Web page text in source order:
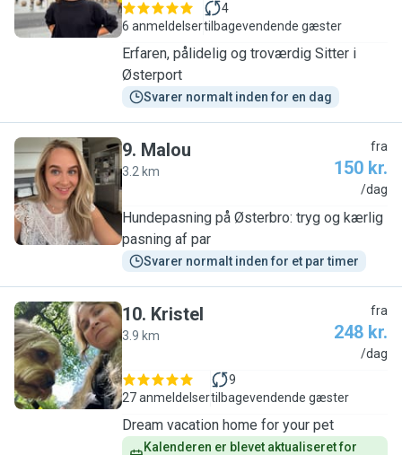
6 anmeldelser
4
tilbagevendende gæster
Erfaren, pålidelig og troværdig Sitter i
Østerport
Svarer normalt inden for en dag
M
9. Malou
3.2 km
fra
150 kr.
/dag
Hundepasning på Østerbro: tryg og kærlig
pasning af par
Svarer normalt inden for et par timer
K
10. Kristel
3.9 km
fra
248 kr.
/dag
27 anmeldelser
9
tilbagevendende gæster
Dream vacation home for your pet
Kalenderen er blevet aktualiseret for